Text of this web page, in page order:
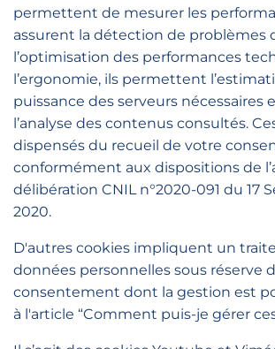
permettent de mesurer les
assurent la détection de problèmes
l’optimisation des performances
l’ergonomie, ils permettent
puissance des serveurs
l’analyse des contenus consultés.
dispensés du recueil de votre
conformément aux dispositions de
délibération CNIL n°2020-091 du 17
2020.
D'autres cookies impliquent un
données personnelles sous réserve
consentement dont la gestion est
à l'article “Comment puis-je gérer